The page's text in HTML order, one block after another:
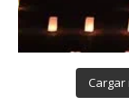
Cargar